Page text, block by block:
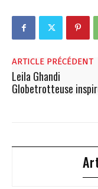
ARTICLE PRÉCÉDENT
Leila Ghandi
Globetrotteuse